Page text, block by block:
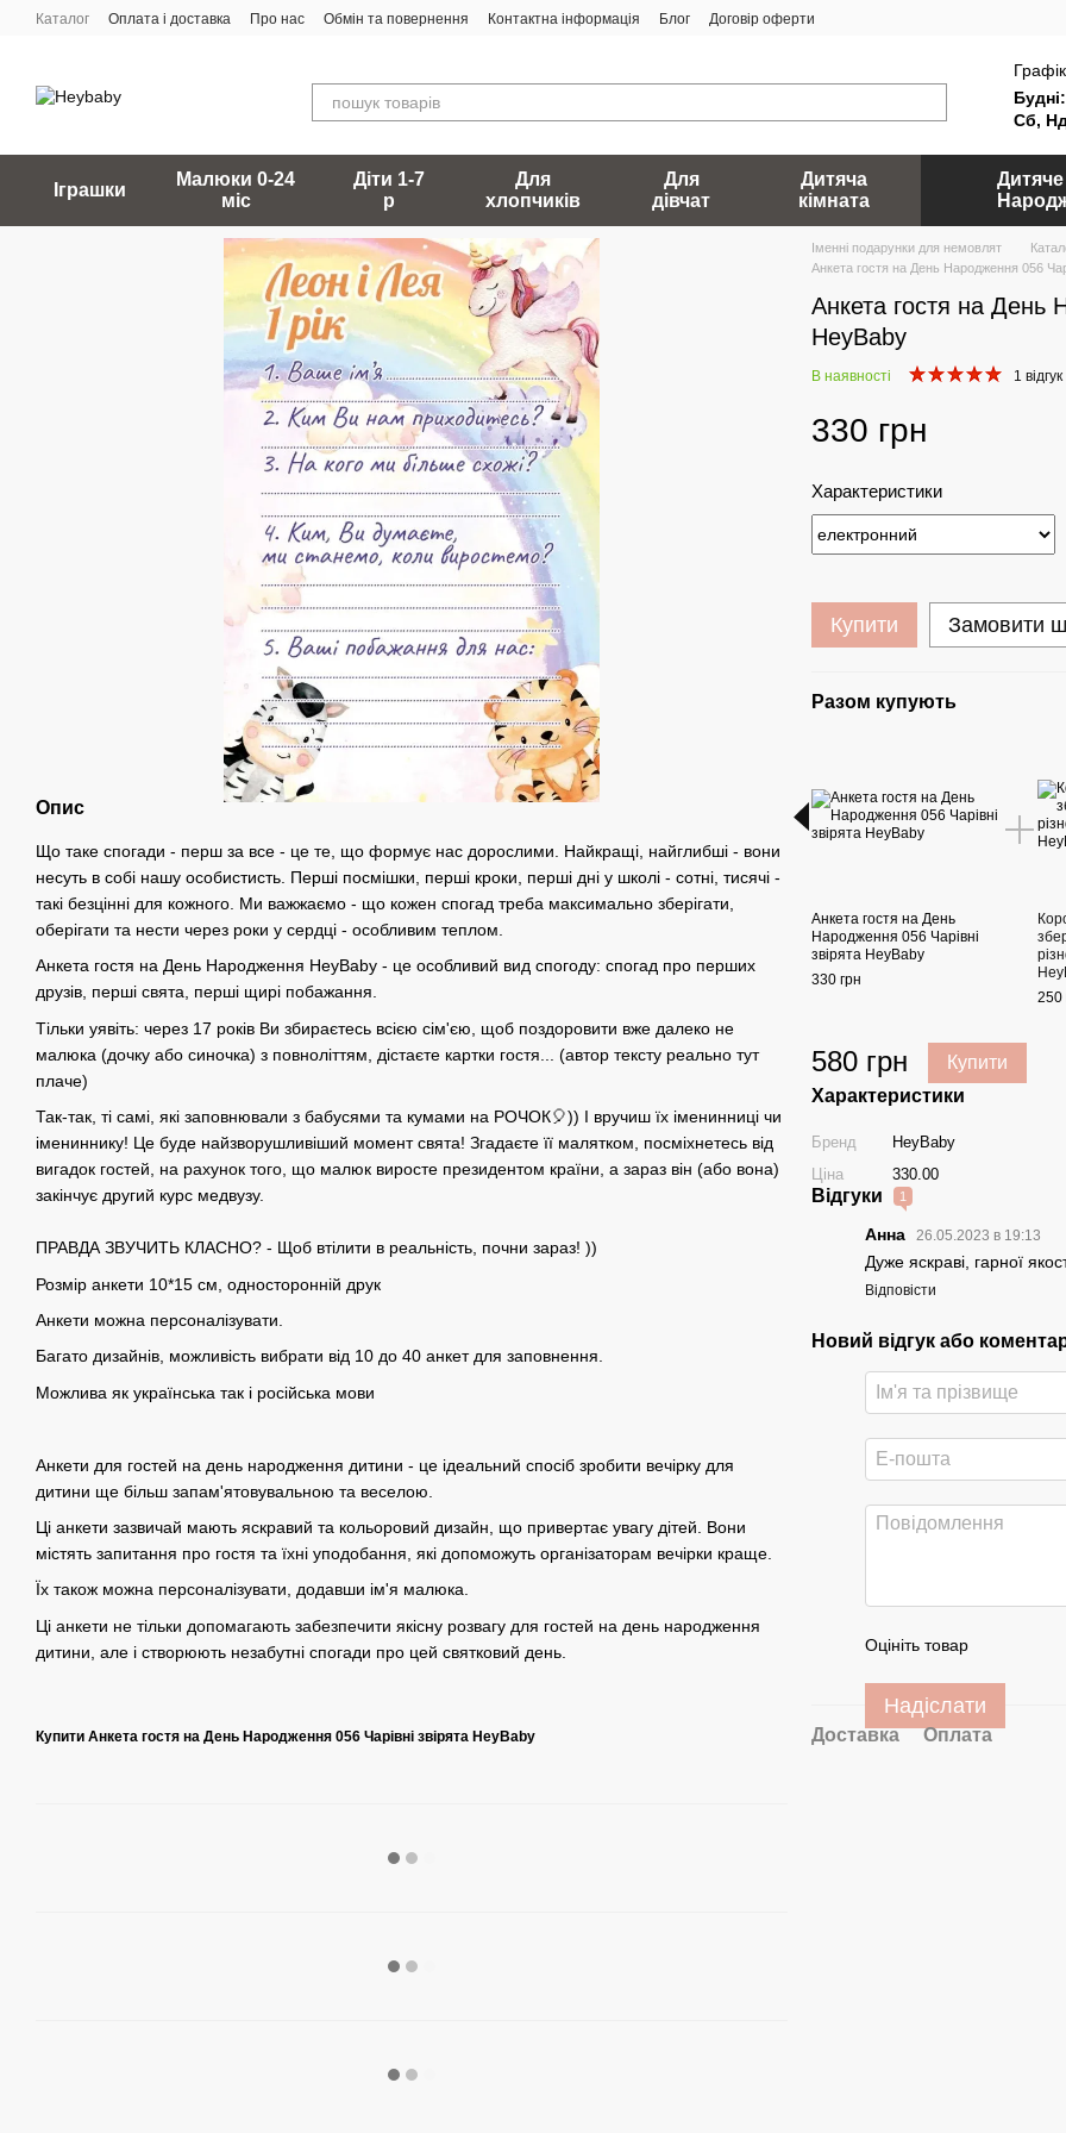
Перейти до основного контенту
Каталог Оплата і доставка Про нас Обмін та повернення Контактна інформація Блог Договір оферти
Будні:
Сб,
Іграшки
Малюки 0-24
міс
Діти 1-7
р
Для
хлопчиків
Для
дівчат
Дитяча
кімната
Опис
Що таке спогади - перш за все - це те, що формує нас дорослими. Найкращі, найглибші - вони
несуть в собі нашу особистисть. Перші посмішки, перші кроки, перші дні у школі - сотні, тисячі -
такі безцінні для кожного. Ми важжаємо - що кожен спогад треба максимально зберігати,
оберігати та нести через роки у сердці - особливим теплом.
Анкета гостя на День Народження HeyBaby - це особливий вид спогоду: спогад про перших
друзів, перші свята, перші щирі побажання.
Тільки уявіть: через 17 років Ви збираєтесь всією сім'єю, щоб поздоровити вже далеко не
малюка (дочку або синочка) з повноліттям, дістаєте картки гостя... (автор тексту реально тут
плаче)
Так-так, ті самі, які заповнювали з бабусями та кумами на РОЧОК🎈)) І вручиш їх іменинниці чи
імениннику! Це буде найзворушливіший момент свята! Згадаєте її малятком, посміхнетесь від
вигадок гостей, на рахунок того, що малюк виросте президентом країни, а зараз він (або вона)
закінчує другий курс медвузу.
ПРАВДА ЗВУЧИТЬ КЛАСНО? - Щоб втілити в реальність, почни зараз! ))
Розмір анкети 10*15 см, односторонній друк
Анкети можна персоналізувати.
Багато дизайнів, можливість вибрати від 10 до 40 анкет для заповнення.
Можлива як українська так і російська мови
Анкети для гостей на день народження дитини - це ідеальний спосіб зробити вечірку для
дитини ще більш запам'ятовувальною та веселою.
Ці анкети зазвичай мають яскравий та кольоровий дизайн, що привертає увагу дітей. Вони
містять запитання про гостя та їхні уподобання, які допоможуть організаторам вечірки краще.
Їх також можна персоналізувати, додавши ім'я малюка.
Ці анкети не тільки допомагають забезпечити якісну розвагу для гостей на день народження
дитини, але і створюють незабутні спогади про цей святковий день.
Купити Анкета гостя на День Народження 056 Чарівні звірята HeyBaby
Іменні подарунки для немовлят
Анкета гостя на День Народження 056
Анкета гостя на День
HeyBaby
В наявності 1 відгук
330 грн
Характеристики
Купити Замовити
Разом купують
Анкета гостя на День
Народження 056 Чарівні
звірята HeyBaby
330 грн
250
580 грн Купити
Характеристики
Бренд
HeyBaby
Ціна
330.00
Відгуки 1
Анна 26.05.2023 в 19:13
Дуже яскраві, гарної
Відповісти
Новий відгук або
Оцініть товар
Надіслати
Доставка Оплата